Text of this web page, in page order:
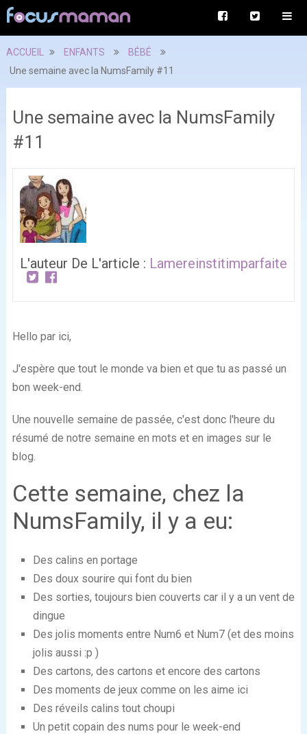
ACCUEIL ENFANTS
BÉBÉ
Une semaine avec la NumsFamily #11
Une semaine avec la NumsFamily
#11
L'auteur De L'article : Lamereinstitimparfaite
Hello par ici,
J'espère que tout le monde va bien et que tu as passé un
bon week-end.
Une nouvelle semaine de passée, c'est donc l'heure du
résumé de notre semaine en mots et en images sur le
blog.
Cette semaine, chez la
NumsFamily, il y a eu:
Des calins en portage
Des doux sourire qui font du bien
Des sorties, toujours bien couverts car il y a un vent de
dingue
Des jolis moments entre Num6 et Num7 (et des moins
jolis aussi :p )
Des cartons, des cartons et encore des cartons
Des moments de jeux comme on les aime ici
Des réveils calins tout choupi
Un petit copain des nums pour le week-end